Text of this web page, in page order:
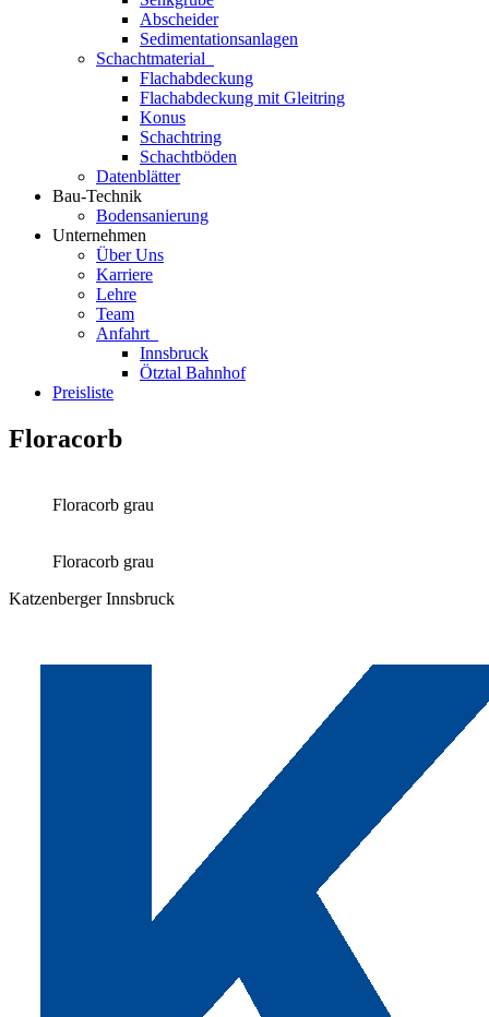
Abscheider
Sedimentationsanlagen
Schachtmaterial
Flachabdeckung
Flachabdeckung mit Gleitring
Konus
Schachtring
Schachtböden
Datenblätter
Bau-Technik
Bodensanierung
Unternehmen
Über Uns
Karriere
Lehre
Team
Anfahrt
Innsbruck
Ötztal Bahnhof
Preisliste
Floracorb
Floracorb grau
Floracorb grau
Katzenberger Innsbruck